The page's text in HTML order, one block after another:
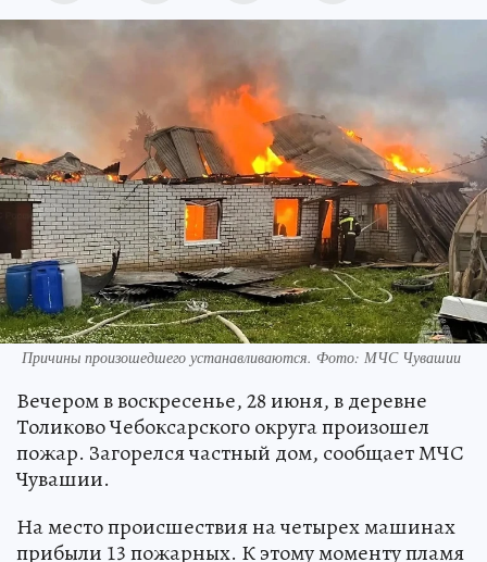
Причины произошедшего устанавливаются. Фото: МЧС Чувашии
Вечером в воскресенье, 28 июня, в деревне
Толиково Чебоксарского округа произошел
пожар. Загорелся частный дом, сообщает МЧС
Чувашии.
На место происшествия на четырех машинах
прибыли 13 пожарных. К этому моменту пламя